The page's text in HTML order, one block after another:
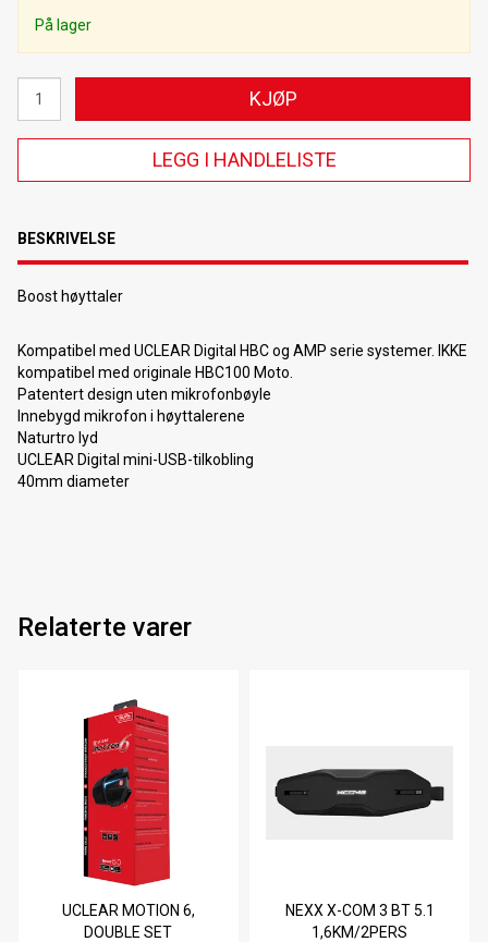
På lager
KJØP
LEGG I HANDLELISTE
BESKRIVELSE
Boost høyttaler
Kompatibel med UCLEAR Digital HBC og AMP serie systemer. IKKE
kompatibel med originale HBC100 Moto.
Patentert design uten mikrofonbøyle
Innebygd mikrofon i høyttalerene
Naturtro lyd
UCLEAR Digital mini-USB-tilkobling
40mm diameter
Relaterte varer
UCLEAR MOTION 6,
DOUBLE SET
NEXX X-COM 3 BT 5.1
1,6KM/2PERS